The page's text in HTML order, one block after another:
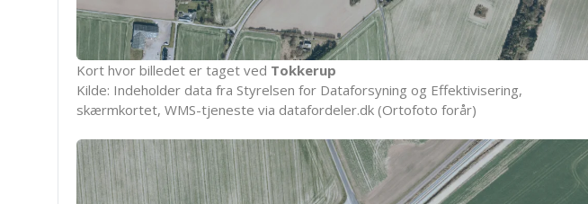
Kort hvor billedet er taget ved Tokkerup
Kilde: Indeholder data fra Styrelsen for Dataforsyning og Effektivisering,
skærmkortet, WMS-tjeneste via datafordeler.dk (Ortofoto forår)